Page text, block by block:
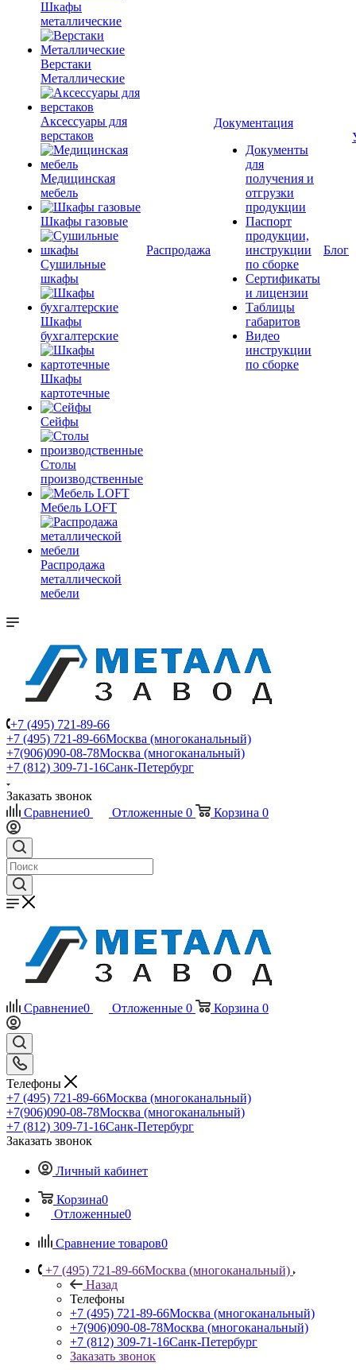
Шкафы
металлические
Верстаки
Металлические
Аксессуары для
верстаков
Медицинская
мебель
Шкафы газовые
Сушильные
шкафы
Шкафы
бухгалтерские
Шкафы
картотечные
Сейфы
Столы
производственные
Мебель LOFT
Распродажа
металлической
мебели
Распродажа
Документация
Документы
для
получения и
отгрузки
продукции
Паспорт
продукции,
инструкции
по сборке
Сертификаты
и лицензии
Таблицы
габаритов
Видео
инструкции
по сборке
Блог
+7 (495) 721-89-66
+7 (495) 721-89-66Москва (многоканальный)
+7(906)090-08-78Москва (многоканальный)
+7 (812) 309-71-16Санк-Петербург
Заказать звонок
Сравнение0 Отложенные 0 Корзина 0
Сравнение0 Отложенные 0 Корзина 0
Телефоны
+7 (495) 721-89-66Москва (многоканальный)
+7(906)090-08-78Москва (многоканальный)
+7 (812) 309-71-16Санк-Петербург
Заказать звонок
Личный кабинет
Корзина0
Отложенные0
Сравнение товаров0
+7 (495) 721-89-66Москва (многоканальный)
Назад
Телефоны
+7 (495) 721-89-66Москва (многоканальный)
+7(906)090-08-78Москва (многоканальный)
+7 (812) 309-71-16Санк-Петербург
Заказать звонок